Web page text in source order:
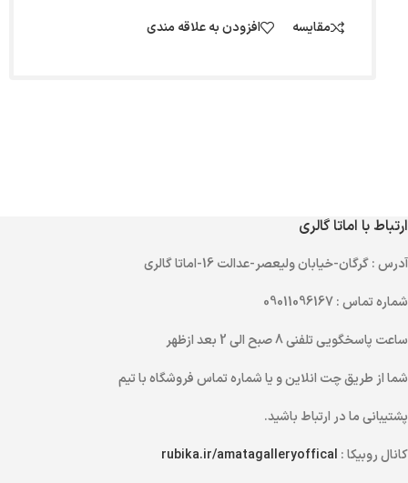
مقایسه افزودن به علاقه مندی
ارتباط با اماتا گالری
آدرس: گرگان-خیابان ولیعصر-عدالت 16-اماتا گالری
شماره تماس: 09011096167
ساعت پاسخگویی تلفنی
شما از طریقچت انلاینو یاشماره تماسفروشگاه با تیم
پشتیبانی ما در ارتباط باشید.
کانال روبیکا : rubika.ir/amatagalleryoffical